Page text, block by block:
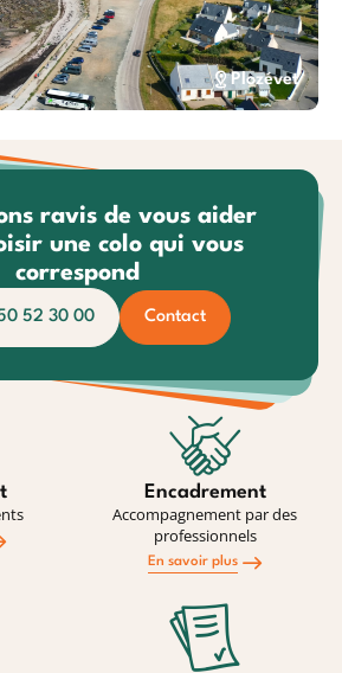
Plozévet
ravis de vous aider
une colo qui vous
correspond
52 30 00 Contact
Encadrement
Accompagnement par des
professionnels
En savoir plus